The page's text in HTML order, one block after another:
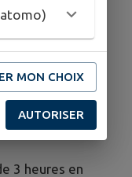
verts
de Poche »
3 heures en
MON CHOIX
AUTORISER